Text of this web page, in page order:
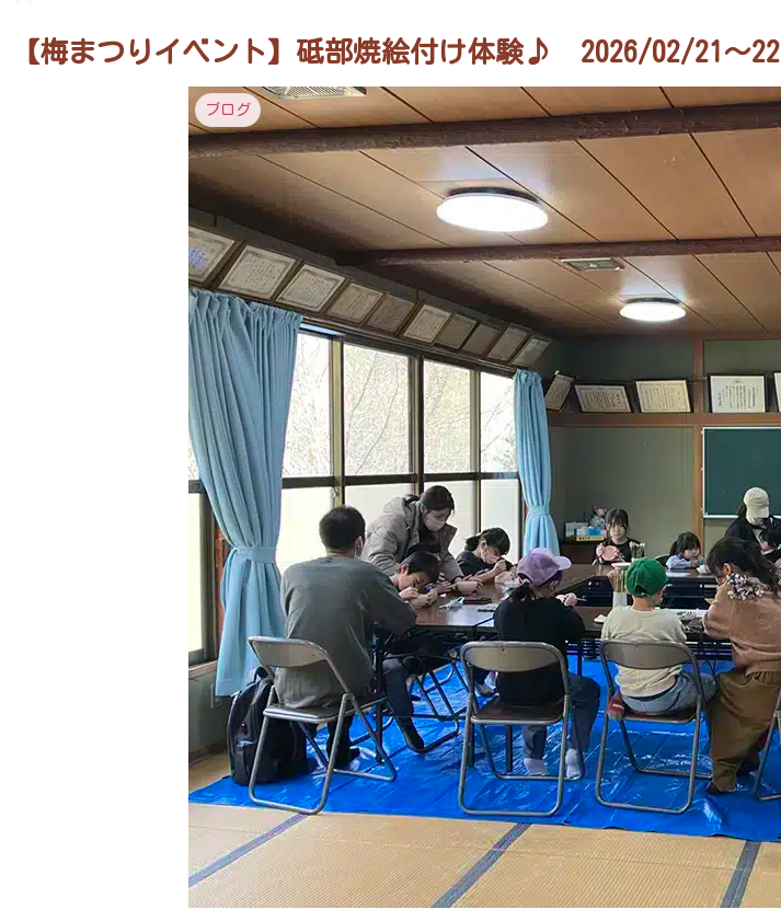
【梅まつりイベント】砥部焼絵付け体験♪ 2026/02/21～22
ブログ